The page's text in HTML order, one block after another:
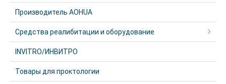
Производитель AOHUA
Средства реалибитации и оборудование
INVITRO/ИНВИТРО
Товары для проктологии